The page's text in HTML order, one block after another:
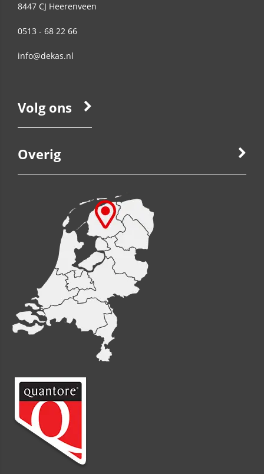
8447 CJ Heerenveen
0513 - 68 22 66
info@dekas.nl
Volg ons
Overig